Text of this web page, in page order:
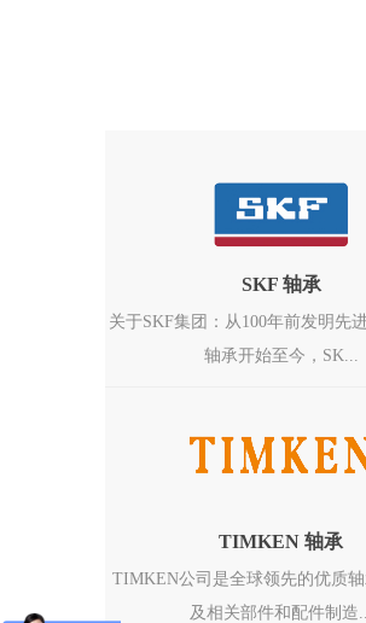
SKF 轴承
关于SKF集团：从100年前发明先
轴承开始至今，SK...
TIMKEN 轴承
TIMKEN公司是全球领先的优质
及相关部件和配件制造